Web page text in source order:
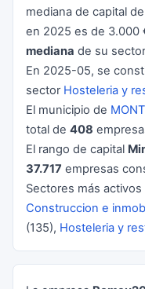
mediana de capital
en 2025 es de 3.000
mediana de su
En 2025-05, se
sector Hosteleria y
El municipio de
total de 408
El rango de capital
37.717 empresas
Sectores más activos
Construccion e
(135), Hosteleria y